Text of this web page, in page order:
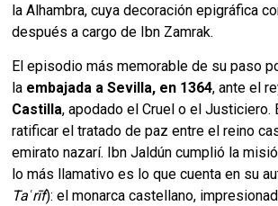
la Alhambra, cuya decoración epigráfica
después a cargo de Ibn Zamrak.
El episodio más memorable de su paso
la embajada a Sevilla, en 1364, ante el
Castilla, apodado el Cruel o el Justiciero.
ratificar el tratado de paz entre el reino
emirato nazarí. Ibn Jaldún cumplió la
lo más llamativo es lo que cuenta en su
Taʿrīf): el monarca castellano,